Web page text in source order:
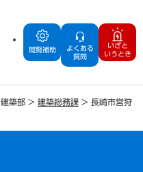
閲覧補助
よくある
質問
いざと
いうとき
建築部 > 建築総務課 > 長崎市営狩